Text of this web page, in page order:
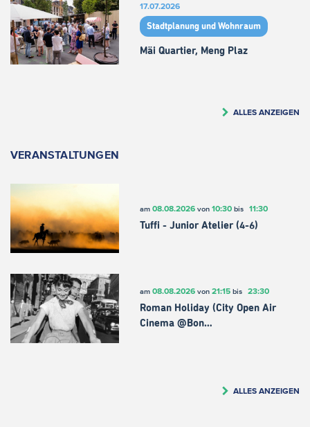
17.07.2026
Stadtplanung und Wohnraum
Mäi Quartier, Meng Plaz
ALLES ANZEIGEN
VERANSTALTUNGEN
am 08.08.2026von 10:30bis 11:30
Tuffi - Junior Atelier (4-6)
am 08.08.2026von 21:15bis 23:30
Roman Holiday (City Open Air
Cinema @Bon…
ALLES ANZEIGEN